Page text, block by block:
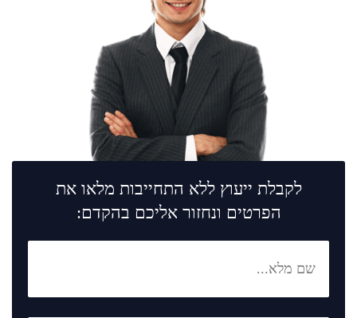
לקבלת ייעוץ ללא התחייבות מלאו את
הפרטים ונחזור אליכם בהקדם: